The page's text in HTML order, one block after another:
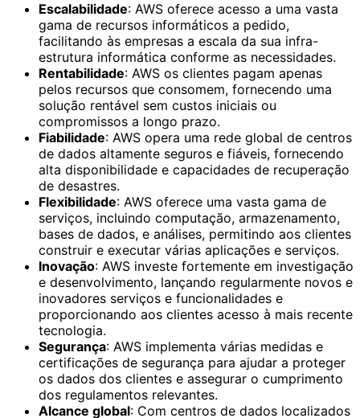
Escalabilidade: AWS oferece acesso a uma vasta
gama de recursos informáticos a pedido,
facilitando às empresas a escala da sua infra-
estrutura informática conforme as necessidades.
Rentabilidade: AWS os clientes pagam apenas
pelos recursos que consomem, fornecendo uma
solução rentável sem custos iniciais ou
compromissos a longo prazo.
Fiabilidade: AWS opera uma rede global de centros
de dados altamente seguros e fiáveis, fornecendo
alta disponibilidade e capacidades de recuperação
de desastres.
Flexibilidade: AWS oferece uma vasta gama de
serviços, incluindo computação, armazenamento,
bases de dados, e análises, permitindo aos clientes
construir e executar várias aplicações e serviços.
Inovação: AWS investe fortemente em investigação
e desenvolvimento, lançando regularmente novos e
inovadores serviços e funcionalidades e
proporcionando aos clientes acesso à mais recente
tecnologia.
Segurança: AWS implementa várias medidas e
certificações de segurança para ajudar a proteger
os dados dos clientes e assegurar o cumprimento
dos regulamentos relevantes.
Alcance global: Com centros de dados localizados